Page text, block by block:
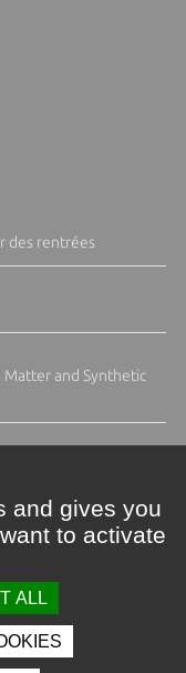
des rentrées
and Synthetic
and gives you
to activate
ALL